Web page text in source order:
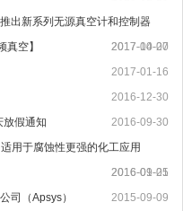
出新系列无源真空计和控制器
2017-10-20
空】
2017-04-07
2017-01-16
2016-12-30
假通知
2016-09-30
适用于腐蚀性更强的化工应用
2016-09-05
2016-01-21
司（Apsys）
2015-09-09